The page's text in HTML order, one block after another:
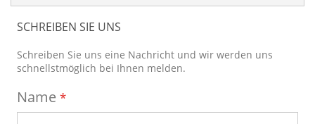
SCHREIBEN SIE UNS
Schreiben Sie uns eine Nachricht und wir werden uns
schnellstmöglich bei Ihnen melden.
Name